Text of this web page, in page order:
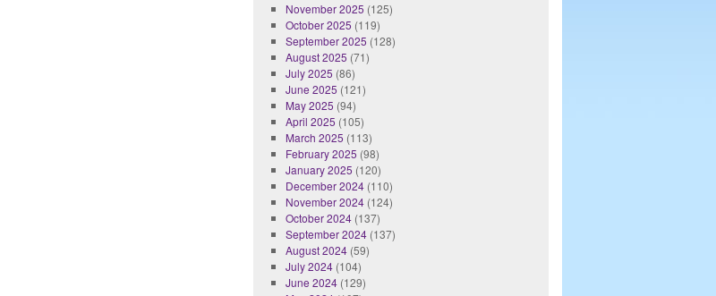
November 2025 (125)
October 2025 (119)
September 2025 (128)
August 2025 (71)
July 2025 (86)
June 2025 (121)
May 2025 (94)
April 2025 (105)
March 2025 (113)
February 2025 (98)
January 2025 (120)
December 2024(110)
November 2024(124)
October 2024(137)
September 2024(137)
August 2024(59)
July 2024(104)
June 2024(129)